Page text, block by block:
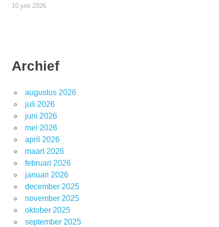
10 juni 2026
Archief
augustus 2026
juli 2026
juni 2026
mei 2026
april 2026
maart 2026
februari 2026
januari 2026
december 2025
november 2025
oktober 2025
september 2025